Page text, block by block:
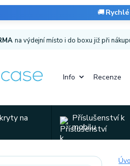
🚚
na výdejní místo i do boxu již při
Info Recenze
na
Příslušenství k
mobilu